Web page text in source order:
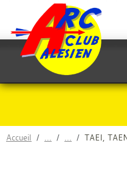
Accueil TAEI,
Panneau de gestion des